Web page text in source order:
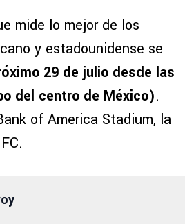
mide lo mejor de los
y estadounidense se
29 de julio desde las
del centro de México).
of America Stadium, la